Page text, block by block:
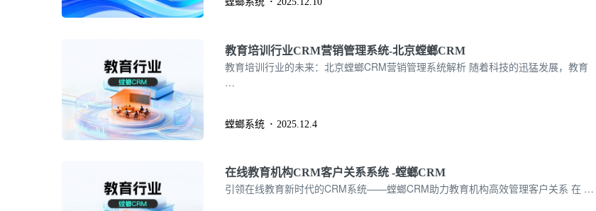
教育培训行业CRM营销管理系统-北京螳螂CRM
教育培训行业的未来：北京螳螂CRM营销管理系统解析 随着科技的迅猛发展，教育
…
螳螂系统 2025.12.4
在线教育机构CRM客户关系系统 -螳螂CRM
引领在线教育新时代的CRM系统——螳螂CRM助力教育机构高效管理客户关系 在 …